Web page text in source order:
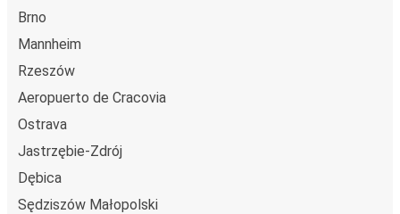
Brno
Mannheim
Rzeszów
Aeropuerto de Cracovia
Ostrava
Jastrzębie-Zdrój
Dębica
Sędziszów Małopolski